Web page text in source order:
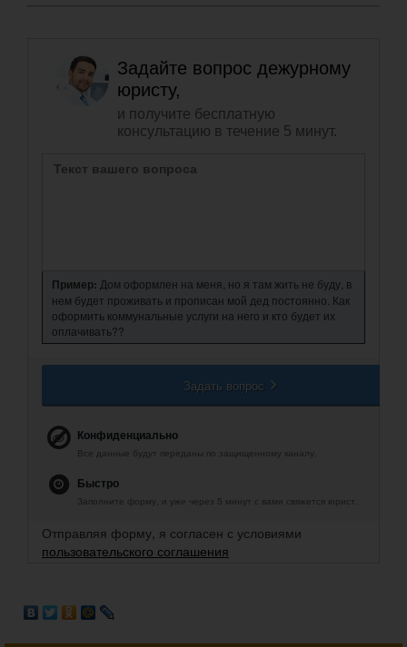
Задайте вопрос дежурному
юристу,
и получите бесплатную
консультацию в течение 5 минут.
Пример: Дом оформлен на меня, но я там жить не буду, в
нем будет проживать и прописан мой дед постоянно. Как
оформить коммунальные услуги на него и кто будет их
оплачивать??
Задать вопрос
Конфиденциально
Все данные будут переданы по защищенному каналу.
Быстро
Заполните форму, и уже через 5 минут с вами свяжется юрист.
Отправляя форму, я согласен с условиями
пользовательского соглашения